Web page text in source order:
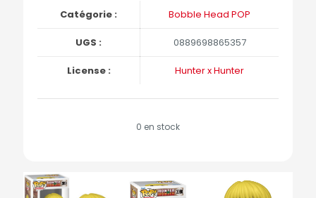
Catégorie : Bobble Head POP
UGS : 0889698865357
License : Hunter x Hunter
0 en stock